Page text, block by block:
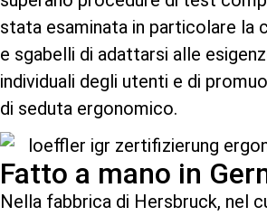
stata esaminata in particolare la
e sgabelli di adattarsi alle
individuali degli utenti e di
di seduta ergonomico.
Fatto a mano in
Nella fabbrica di Hersbruck, nel